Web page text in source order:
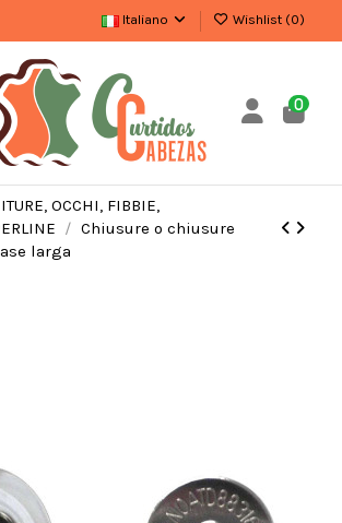
Italiano Wishlist (0)
0
OCCHI, FIBBIE,
Chiusure o chiusure
larga